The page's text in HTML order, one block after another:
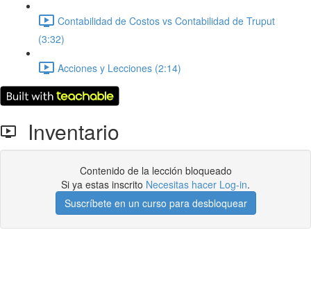
Contabilidad de Costos vs Contabilidad de Truput
(3:32)
Acciones y Lecciones (2:14)
Inventario
Contenido de la lección bloqueado
Si ya estas inscrito Necesitas hacer Log-in.
Suscríbete en un curso para desbloquear